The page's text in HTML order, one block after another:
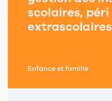
Enfance et famille